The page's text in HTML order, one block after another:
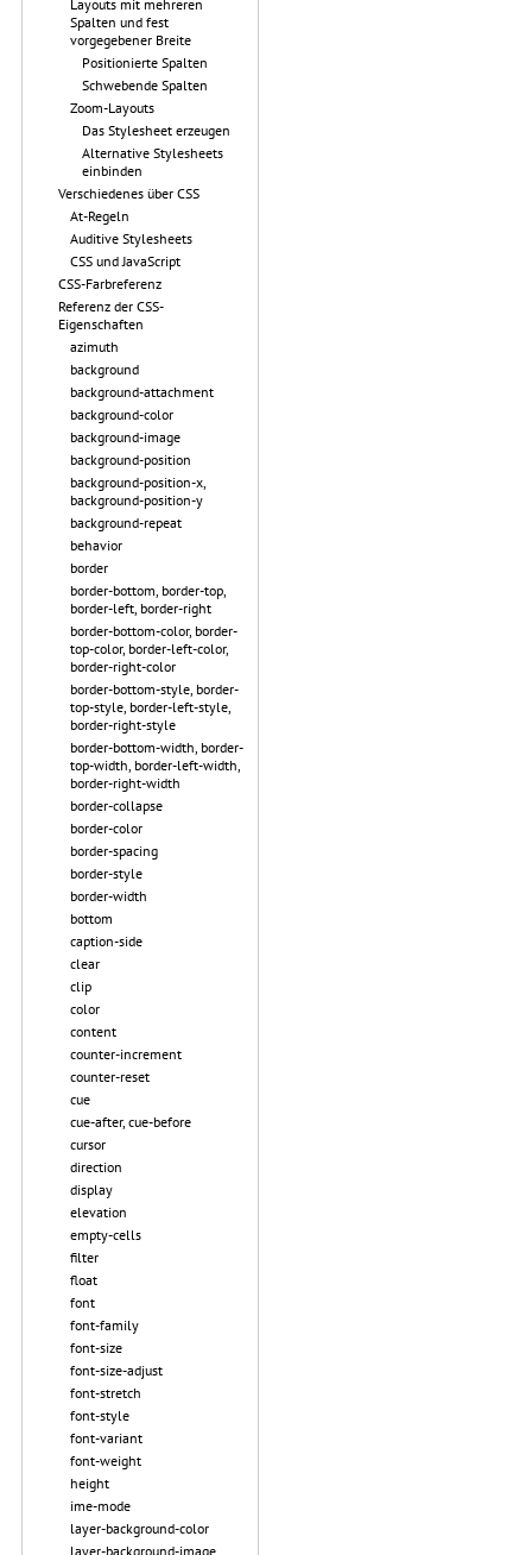
Layouts mit mehreren
Spalten und fest
vorgegebener Breite
Positionierte Spalten
Schwebende Spalten
Zoom-Layouts
Das Stylesheet erzeugen
Alternative Stylesheets
einbinden
Verschiedenes über CSS
At-Regeln
Auditive Stylesheets
CSS und JavaScript
CSS-Farbreferenz
Referenz der CSS-
Eigenschaften
azimuth
background
background-attachment
background-color
background-image
background-position
background-position-x,
background-position-y
background-repeat
behavior
border
border-bottom, border-top,
border-left, border-right
border-bottom-color, border-
top-color, border-left-color,
border-right-color
border-bottom-style, border-
top-style, border-left-style,
border-right-style
border-bottom-width, border-
top-width, border-left-width,
border-right-width
border-collapse
border-color
border-spacing
border-style
border-width
bottom
caption-side
clear
clip
color
content
counter-increment
counter-reset
cue
cue-after, cue-before
cursor
direction
display
elevation
empty-cells
filter
float
font
font-family
font-size
font-size-adjust
font-stretch
font-style
font-variant
font-weight
height
ime-mode
layer-background-color
layer-background-image